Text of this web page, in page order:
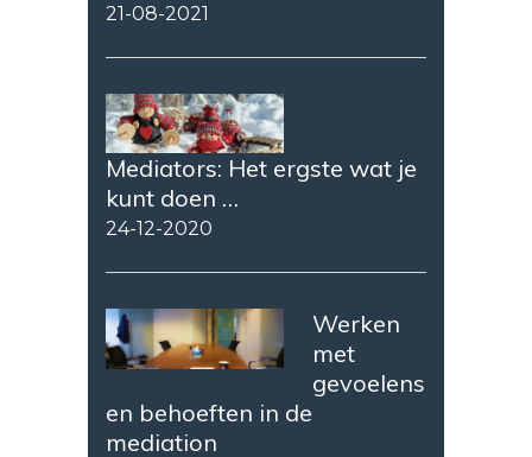
21-08-2021
Mediators: Het ergste wat je
kunt doen …
24-12-2020
Werken
met
gevoelens
en behoeften in de
mediation